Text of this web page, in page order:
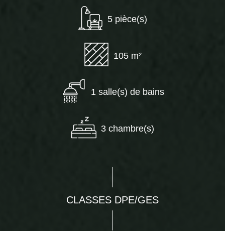
5 pièce(s)
105 m²
1 salle(s) de bains
3 chambre(s)
CLASSES DPE/GES